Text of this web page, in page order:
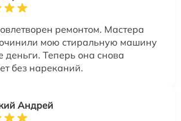
ремонтом. Мастера
мою стиральную машину
деньги. Теперь она снова
без нареканий.
Андрей